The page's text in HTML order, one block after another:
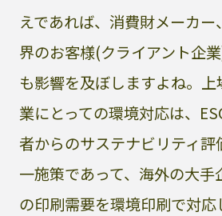
えであれば、消費財メーカ
界のお客様(クライアント企
も影響を及ぼしますよね。
業にとっての環境対応は、
者からのサステナビリティ
一施策であって、海外の大手
の印刷需要を環境印刷で対